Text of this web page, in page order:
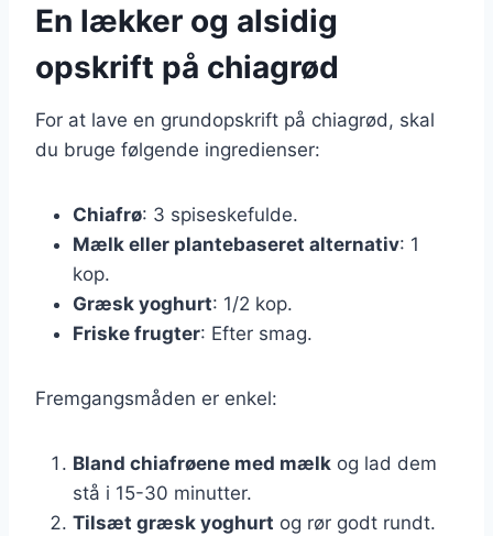
En lækker og alsidig
opskrift på chiagrød
For at lave en grundopskrift på chiagrød, skal
du bruge følgende ingredienser:
Chiafrø: 3 spiseskefulde.
Mælk eller plantebaseret alternativ: 1
kop.
Græsk yoghurt: 1/2 kop.
Friske frugter: Efter smag.
Fremgangsmåden er enkel:
Bland chiafrøene med mælk og lad dem
stå i 15-30 minutter.
Tilsæt græsk yoghurt og rør godt rundt.